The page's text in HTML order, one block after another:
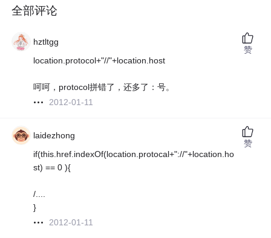
全部评论
hztltgg
location.protocol+"//"+location.host
呵呵，protocol拼错了，还多了：号。
2012-01-11
赞
laidezhong
if(this.href.indexOf(location.protocal+"://"+location.ho
st) == 0 ){
/....
}
2012-01-11
赞